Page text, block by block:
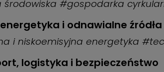
#gospodarka
i odnawialne
i niskoemisyjna energetyka
logistyka i bezpieczeństwo